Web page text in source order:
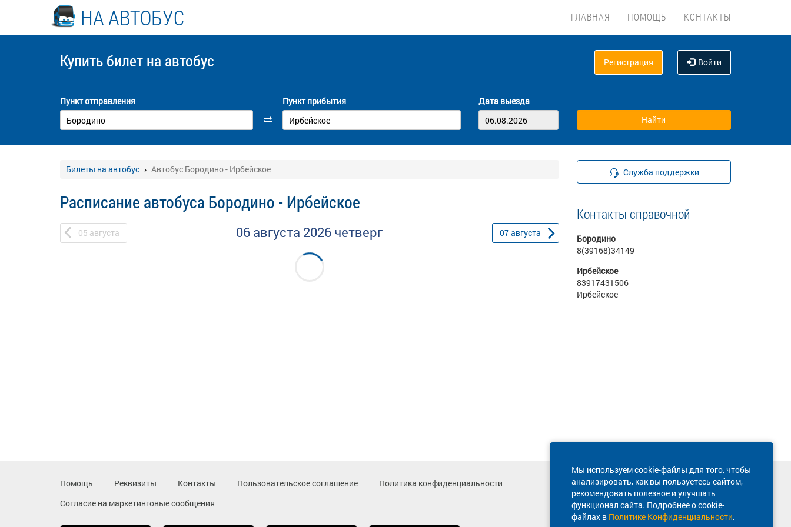
НА АВТОБУС ГЛАВНАЯ ПОМОЩЬ КОНТАКТЫ
Купить билет на автобус Регистрация Войти
Пункт отправления Пункт прибытия Дата выезда
Билеты на автобус Автобус Бородино - Ирбейское
Расписание автобуса Бородино - Ирбейское
05 августа 06 августа 2026 четверг 07августа
Служба поддержки
Контакты справочной
Бородино
8(39168)34149
Ирбейское
83917431506
Ирбейское
Мы используем cookie-файлы для того, чтобы
анализировать, как вы пользуетесь сайтом,
рекомендовать полезное и улучшать
функционал сайта. Подробнее о cookie-
файлах в Политике Конфиденциальности.
Помощь Реквизиты Контакты Пользовательское соглашение
Политика конфиденциальности
Согласие на маркетинговые сообщения
Техническая поддержка сайта
8 800 600-03-38